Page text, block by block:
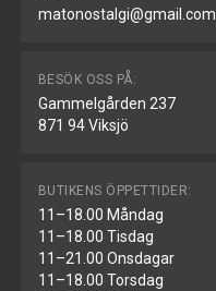
matonostalgi@gmail.com
BESÖK OSS PÅ:
Gammelgården 237
871 94 Viksjö
BUTIKENS ÖPPETTIDER:
11–18.00 Måndag
11–18.00 Tisdag
11–21.00 Onsdagar
11–18.00 Torsdag